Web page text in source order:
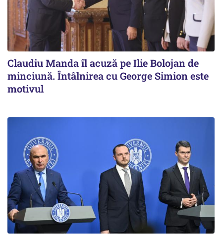
Claudiu Manda îl acuză pe Ilie Bolojan de
minciună. Întâlnirea cu George Simion este
motivul